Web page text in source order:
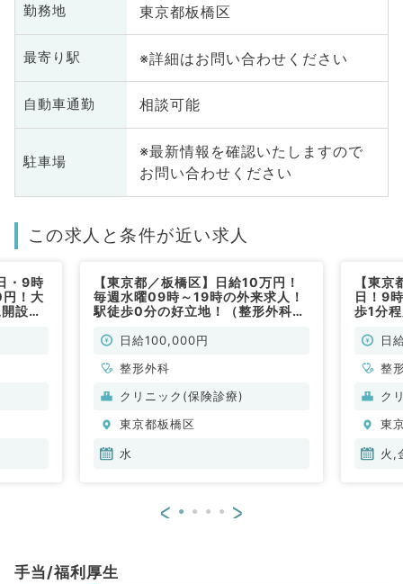
勤務地 東京都板橋区
最寄り駅 ※詳細はお問い合わせください
自動車通勤 相談可能
駐車場
※最新情報を確認いたしますので
お問い合わせください
この求人と条件が近い求人
・9時
！大
設の
【東京都／板橋区】日給10万円！
毎週水曜09時～19時の外来求人！
駅徒歩0分の好立地！（整形外科／
日給100,000円
整形外科
クリニック(保険診療)
東京都板橋区
水
【東
日！9
歩1分
(整形
日
整
ク
東
火,
< >
手当/福利厚生